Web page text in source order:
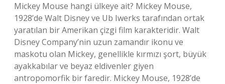
Mickey Mouse hangi ülkeye ait? Mickey Mouse,
1928’de Walt Disney ve Ub Iwerks tarafından ortak
yaratılan bir Amerikan çizgi film karakteridir. Walt
Disney Company’nin uzun zamandır ikonu ve
maskotu olan Mickey, genellikle kırmızı şort, büyük
ayakkabılar ve beyaz eldivenler giyen
antropomorfik bir faredir. Mickey Mouse, 1928’de